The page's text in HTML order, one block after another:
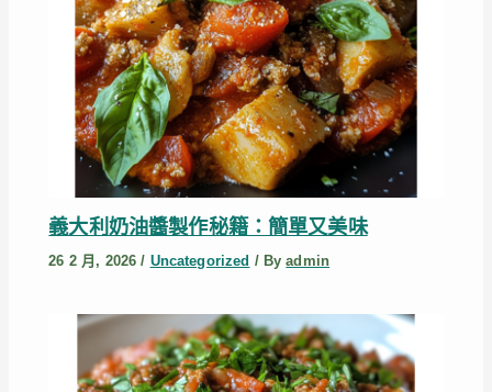
義大利奶油醬製作秘籍：簡單又美味
26 2 月, 2026/ Uncategorized / Byadmin